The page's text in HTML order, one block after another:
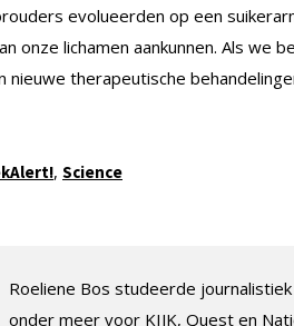
evolueerden op een
onze lichamen aankunnen. Als we
nieuwe therapeutische
, Science
Roeliene Bos studeerde
onder meer voor KIJK, Quest en